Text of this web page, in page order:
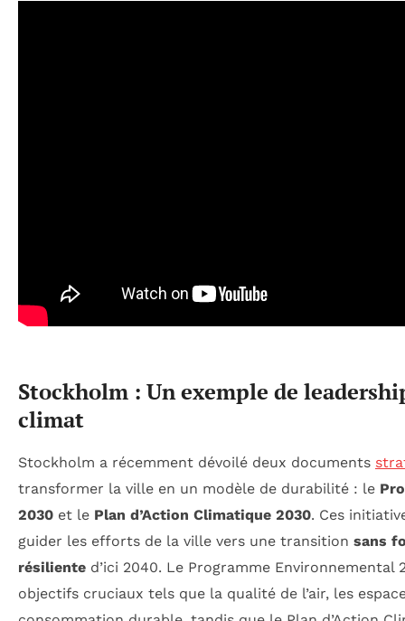
Stockholm : Un exemple de
climat
Stockholm a récemment dévoilé deux documents
transformer la ville en un modèle de durabilité : le
2030 et le Plan d’Action Climatique 2030. Ces
guider les efforts de la ville vers une transition sans
résiliente d’ici 2040. Le Programme Environnemental
objectifs cruciaux tels que la qualité de l’air, les